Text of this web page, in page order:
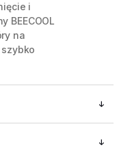
i
BEECOOL
na